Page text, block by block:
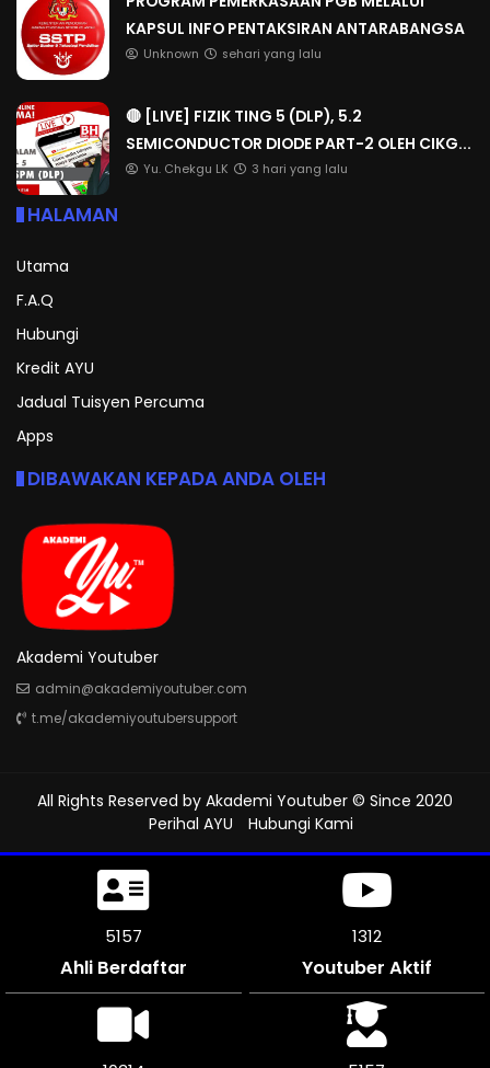
KAPSUL INFO PENTAKSIRAN ANTARABANGSA
Unknown sehari yang lalu
🔴 [LIVE] FIZIK TING 5 (DLP), 5.2
SEMICONDUCTOR DIODE PART-2 OLEH CIKG...
Yu. Chekgu LK 3 hari yang lalu
HALAMAN
Utama
F.A.Q
Hubungi
Kredit AYU
Jadual Tuisyen Percuma
Apps
DIBAWAKAN KEPADA ANDA OLEH
Akademi Youtuber
admin@akademiyoutuber.com
t.me/akademiyoutubersupport
All Rights Reserved by Akademi Youtuber © Since 2020
Perihal AYU
Hubungi Kami
5553
Ahli Berdaftar
1312
Youtuber Aktif